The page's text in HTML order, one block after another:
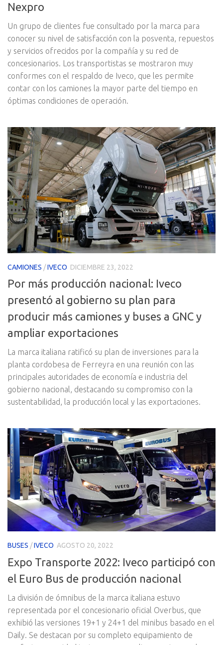
Nexpro
Un grupo de clientes fue consultado por la marca para
conocer su nivel de satisfacción con la posventa, repuestos
y servicios ofrecidos por la compañía y su red de
concesionarios. Los transportistas se mostraron muy
conformes con el respaldo de Iveco, que les permite
contar con los camiones la mayor parte del tiempo en
óptimas condiciones de operación.
CAMIONES /IVECO DICIEMBRE 23, 2022
Por más producción nacional: Iveco
presentó al gobierno su plan para
producir más camiones y buses a GNC y
ampliar exportaciones
La marca italiana ratificó su plan de inversiones para la
planta cordobesa de Ferreyra en una reunión con las
principales autoridades de economía e industria del
gobierno nacional, destacando su compromiso con la
sustentabilidad, la producción local y las exportaciones.
BUSES /IVECO AGOSTO 20, 2022
Expo Transporte 2022: Iveco participó con
el Euro Bus de producción nacional
La división de ómnibus de la marca italiana estuvo
representada por el concesionario oficial Overbus, que
exhibió las versiones 19+1 y 24+1 del minibus basado en el
Daily. Se destacan por su completo equipamiento de